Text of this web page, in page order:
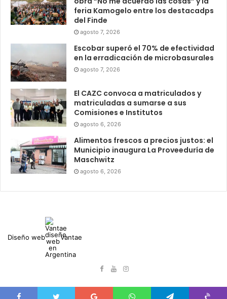
feria Kamogelo entre los destacadps
del Finde
agosto 7, 2026
Escobar superó el 70% de efectividad
en la erradicación de microbasurales
agosto 7, 2026
El CAZC convoca a matriculados y
matriculadas a sumarse a sus
Comisiones e Institutos
agosto 6, 2026
Alimentos frescos a precios justos: el
Municipio inaugura La Proveeduría de
Maschwitz
agosto 6, 2026
Diseño web Vantae